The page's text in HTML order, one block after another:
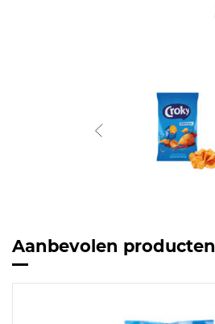
Aanbevolen producten